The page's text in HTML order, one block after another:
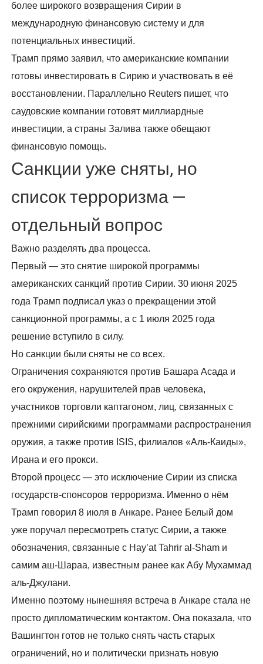
более широкого возвращения Сирии в
международную финансовую систему и для
потенциальных инвестиций.
Трамп прямо заявил, что американские компании
готовы инвестировать в Сирию и участвовать в её
восстановлении. Параллельно Reuters пишет, что
саудовские компании готовят миллиардные
инвестиции, а страны Залива также обещают
финансовую помощь.
Санкции уже сняты, но
список терроризма —
отдельный вопрос
Важно разделять два процесса.
Первый — это снятие широкой программы
американских санкций против Сирии. 30 июня 2025
года Трамп подписал указ о прекращении этой
санкционной программы, а с 1 июля 2025 года
решение вступило в силу.
Но санкции были сняты не со всех.
Ограничения сохраняются против Башара Асада и
его окружения, нарушителей прав человека,
участников торговли каптагоном, лиц, связанных с
прежними сирийскими программами распространения
оружия, а также против ISIS, филиалов «Аль-Каиды»,
Ирана и его прокси.
Второй процесс — это исключение Сирии из списка
государств-спонсоров терроризма. Именно о нём
Трамп говорил 8 июля в Анкаре. Ранее Белый дом
уже поручал пересмотреть статус Сирии, а также
обозначения, связанные с Hay’at Tahrir al-Sham и
самим аш-Шараа, известным ранее как Абу Мухаммад
аль-Джулани.
Именно поэтому нынешняя встреча в Анкаре стала не
просто дипломатическим контактом. Она показала, что
Вашингтон готов не только снять часть старых
ограничений, но и политически признать новую